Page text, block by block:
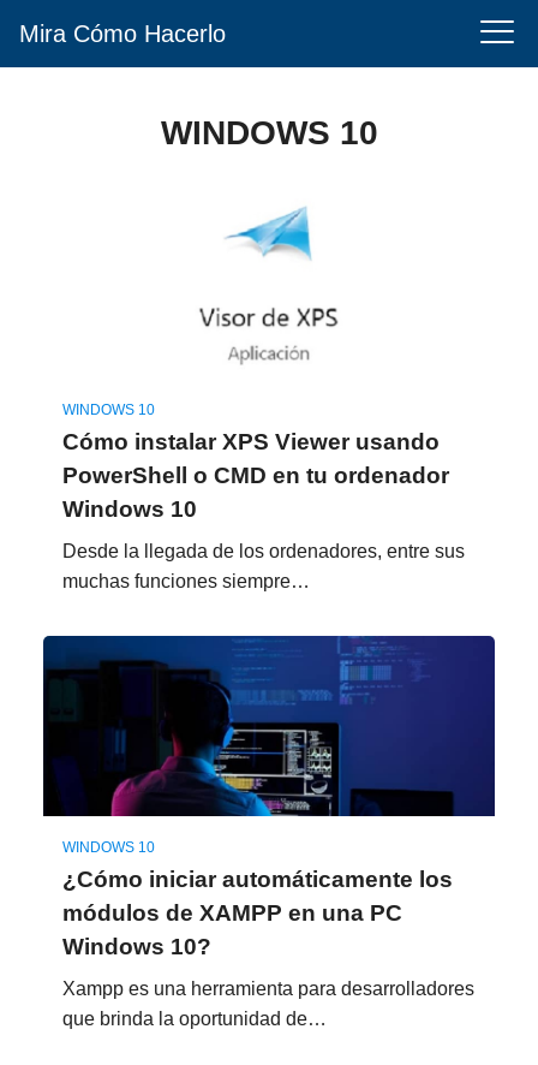
Mira Cómo Hacerlo
WINDOWS 10
WINDOWS 10
Cómo instalar XPS Viewer usando
PowerShell o CMD en tu ordenador
Windows 10
Desde la llegada de los ordenadores, entre sus
muchas funciones siempre…
WINDOWS 10
¿Cómo iniciar automáticamente los
módulos de XAMPP en una PC
Windows 10?
Xampp es una herramienta para desarrolladores
que brinda la oportunidad de…